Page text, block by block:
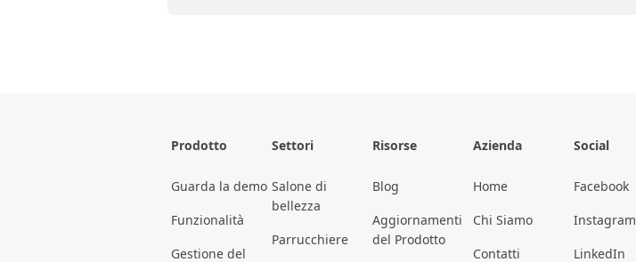
Prodotto
Guarda la demo
Funzionalità
Gestione del
Settori
Salone di
bellezza
Parrucchiere
Risorse
Blog
Aggiornamenti
del Prodotto
Azienda
Home
Chi Siamo
Contatti
Social
Facebook
Instagram
LinkedIn